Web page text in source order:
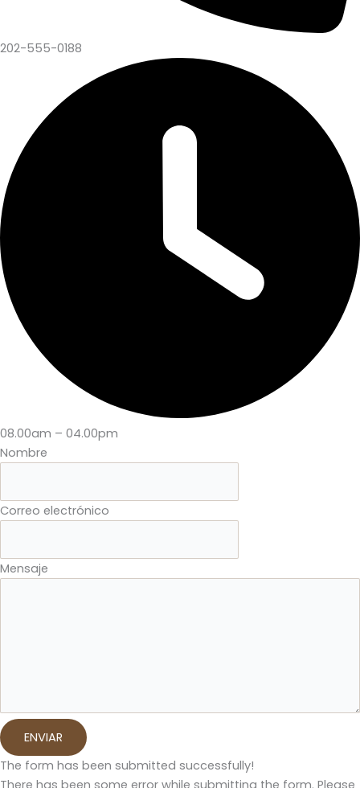
202-555-0188
08.00am – 04.00pm
Nombre
Correo electrónico
Mensaje
ENVIAR
The form has been submitted successfully!